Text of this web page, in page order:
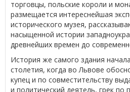
торговцы, польские короли и
размещается интереснейшая
исторического музея,
насыщенной истории
древнейших времен до
История же самого здания
столетия, когда во Львове
купец и по совместительству
и политический деятель, грек по